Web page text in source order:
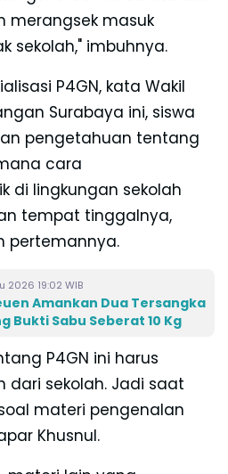
merangsek masuk
sekolah," imbuhnya.
P4GN, kata Wakil
Surabaya ini, siswa
pengetahuan tentang
cara
di lingkungan sekolah
tempat tinggalnya,
pertemannya.
2026 19:02 WIB
Amankan Dua Tersangka
Bukti Sabu Seberat 10 Kg
P4GN ini harus
sekolah. Jadi saat
materi pengenalan
Khusnul.